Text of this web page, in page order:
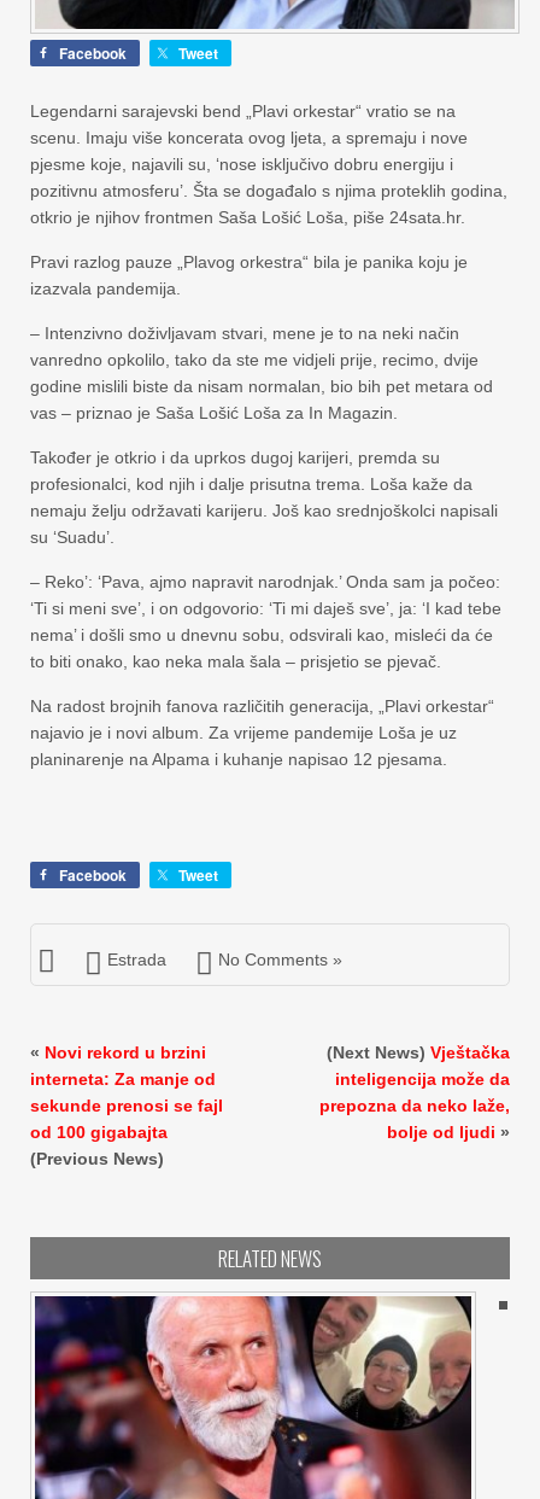
Facebook Tweet
Legendarni sarajevski bend „Plavi orkestar“ vratio se na
scenu. Imaju više koncerata ovog ljeta, a spremaju i nove
pjesme koje, najavili su, ‘nose isključivo dobru energiju i
pozitivnu atmosferu’. Šta se događalo s njima proteklih godina,
otkrio je njihov frontmen Saša Lošić Loša, piše 24sata.hr.
Pravi razlog pauze „Plavog orkestra“ bila je panika koju je
izazvala pandemija.
– Intenzivno doživljavam stvari, mene je to na neki način
vanredno opkolilo, tako da ste me vidjeli prije, recimo, dvije
godine mislili biste da nisam normalan, bio bih pet metara od
vas – priznao je Saša Lošić Loša za In Magazin.
Također je otkrio i da uprkos dugoj karijeri, premda su
profesionalci, kod njih i dalje prisutna trema. Loša kaže da
nemaju želju održavati karijeru. Još kao srednjoškolci napisali
su ‘Suadu’.
– Reko’: ‘Pava, ajmo napravit narodnjak.’ Onda sam ja počeo:
‘Ti si meni sve’, i on odgovorio: ‘Ti mi daješ sve’, ja: ‘I kad tebe
nema’ i došli smo u dnevnu sobu, odsvirali kao, misleći da će
to biti onako, kao neka mala šala – prisjetio se pjevač.
Na radost brojnih fanova različitih generacija, „Plavi orkestar“
najavio je i novi album. Za vrijeme pandemije Loša je uz
planinarenje na Alpama i kuhanje napisao 12 pjesama.
Facebook Tweet
Estrada No Comments »
« Novi rekord u brzini
interneta: Za manje od
sekunde prenosi se fajl
od 100 gigabajta
(Previous News)
(Next News) Vještačka
inteligencija može da
prepozna da neko laže,
bolje od ljudi »
RELATED NEWS